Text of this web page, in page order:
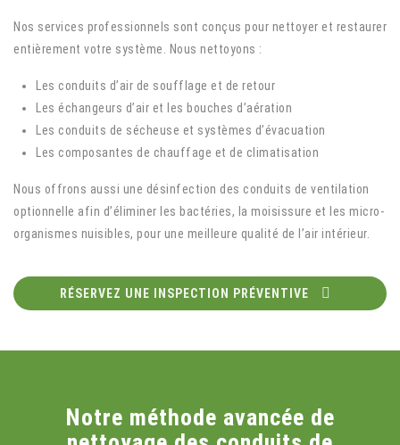
Nos services professionnels sont conçus pour nettoyer et restaurer
entièrement votre système. Nous nettoyons :
Les conduits d’air de soufflage et de retour
Les échangeurs d’air et les bouches d’aération
Les conduits de sécheuse et systèmes d’évacuation
Les composantes de chauffage et de climatisation
Nous offrons aussi une désinfection des conduits de ventilation
optionnelle afin d’éliminer les bactéries, la moisissure et les micro-
organismes nuisibles, pour une meilleure qualité de l’air intérieur.
RÉSERVEZ UNE INSPECTION PRÉVENTIVE
Notre méthode avancée de